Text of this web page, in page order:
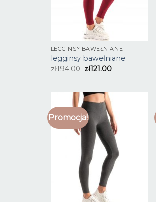
LEGGINSY BAWEŁNIANE
legginsy bawełniane
zł194.00 zł121.00
Promocja!